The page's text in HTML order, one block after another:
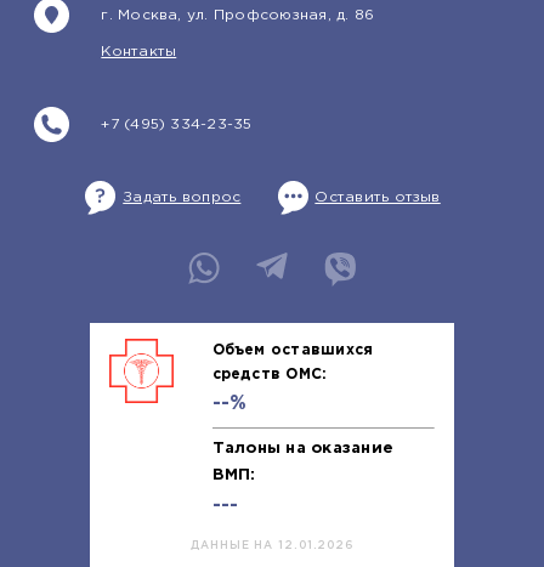
+7 (495) 334-23-35
г. Москва, ул. Профсоюзная, д. 86
Контакты
Задать вопрос Оставить отзыв
Объем оставшихся
средств ОМС:
--%
Талоны на оказание
ВМП:
---
ДАННЫЕ НА 12.01.2026